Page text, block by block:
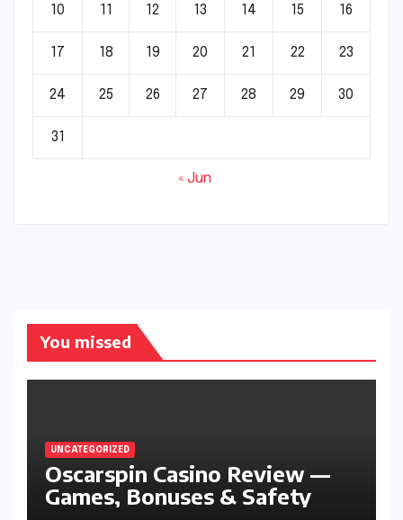
10 11 12 13 14 15 16
17 18 19 20 21 22 23
24 25 26 27 28 29 30
31
« Jun
You missed
UNCATEGORIZED
Oscarspin Casino Review —
Games, Bonuses & Safety